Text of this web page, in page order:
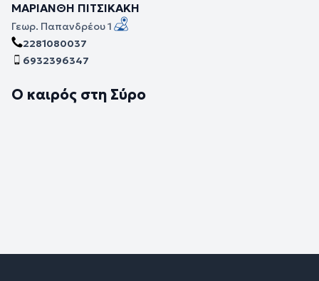
ΜΑΡΙΑΝΘΗ ΠΙΤΣΙΚΑΚΗ
Γεωρ. Παπανδρέου 1
2281080037
6932396347
Ο καιρός στη Σύρο